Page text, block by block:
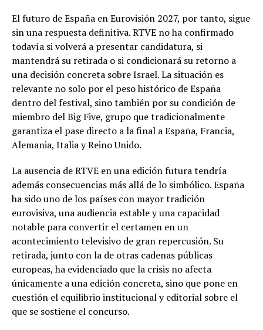
El futuro de España en Eurovisión 2027, por tanto, sigue
sin una respuesta definitiva. RTVE no ha confirmado
todavía si volverá a presentar candidatura, si
mantendrá su retirada o si condicionará su retorno a
una decisión concreta sobre Israel. La situación es
relevante no solo por el peso histórico de España
dentro del festival, sino también por su condición de
miembro del Big Five, grupo que tradicionalmente
garantiza el pase directo a la final a España, Francia,
Alemania, Italia y Reino Unido.
La ausencia de RTVE en una edición futura tendría
además consecuencias más allá de lo simbólico. España
ha sido uno de los países con mayor tradición
eurovisiva, una audiencia estable y una capacidad
notable para convertir el certamen en un
acontecimiento televisivo de gran repercusión. Su
retirada, junto con la de otras cadenas públicas
europeas, ha evidenciado que la crisis no afecta
únicamente a una edición concreta, sino que pone en
cuestión el equilibrio institucional y editorial sobre el
que se sostiene el concurso.